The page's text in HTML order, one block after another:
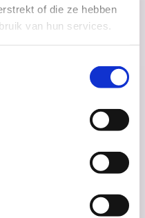
of die ze hebben
van hun services.
op
1 dag